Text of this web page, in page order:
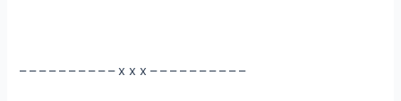
– – – – – – – – – – x x x – – – – – – – – – –